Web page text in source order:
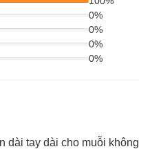
0%
0%
0%
0%
dài tay dài cho muỗi không